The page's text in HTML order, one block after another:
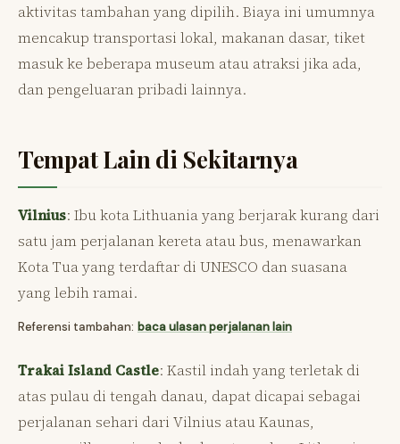
aktivitas tambahan yang dipilih. Biaya ini umumnya
mencakup transportasi lokal, makanan dasar, tiket
masuk ke beberapa museum atau atraksi jika ada,
dan pengeluaran pribadi lainnya.
Tempat Lain di Sekitarnya
Vilnius: Ibu kota Lithuania yang berjarak kurang dari
satu jam perjalanan kereta atau bus, menawarkan
Kota Tua yang terdaftar di UNESCO dan suasana
yang lebih ramai.
Referensi tambahan: baca ulasan perjalanan lain
Trakai Island Castle: Kastil indah yang terletak di
atas pulau di tengah danau, dapat dicapai sebagai
perjalanan sehari dari Vilnius atau Kaunas,